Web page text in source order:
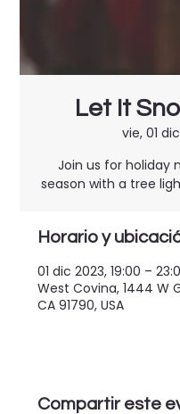
Let It
vie, 01 dic
Join us for holiday
season with a tree
Horario y
01 dic 2023, 19:00 –
West Covina, 1444 W
CA 91790, USA
Compartir este